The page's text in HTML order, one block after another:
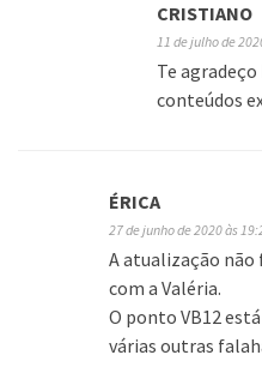
CRISTIANO
11 de julho de
Te
conteúdos
ÉRICA
27 de junho de 2020 às
A atualização
com a Valéria.
O ponto VB12
várias outras